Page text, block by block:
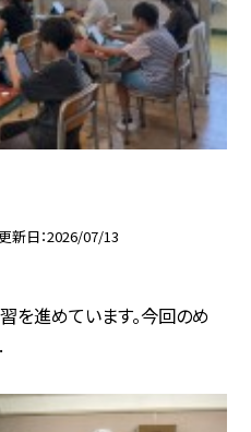
新日 2026/07/13
を進めています。今回のめ